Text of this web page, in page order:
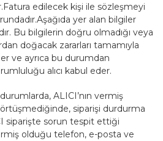
edilecek kişi ile sözleşmeyi
yer alan bilgiler
Bu bilgilerin doğru olmadığı veya
doğacak zararları tamamıyla
ve ayrıca bu durumdan
alıcı kabul eder.
ALICI’nın vermiş
siparişi durdurma
siparişte sorun tespit ettiği
olduğu telefon, e-posta ve